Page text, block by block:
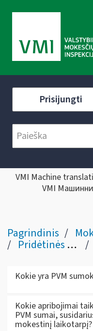
Prisijungti
VMI Machine
VMI
Pagrindinis
Pridėtinės vertės mokestis
Kokie yra PVM
Kokie apribojimai
PVM sumai,
mokestinį laikotarpį?